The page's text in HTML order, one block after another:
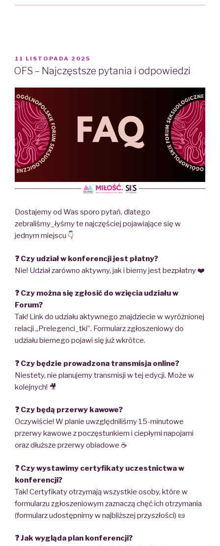
POSTED
ON
11 LISTOPADA 2025
OFS – Najczęstsze pytania i odpowiedzi
Dostajemy od Was sporo pytań, dlatego
zebraliśmy_łyśmy te najczęściej pojawiające się w
jednym miejscu 👇
❓ Czy udział w konferencji jest płatny?
Nie! Udział zarówno aktywny, jak i bierny jest bezpłatny ❤️
❓ Czy można się zgłosić do wzięcia udziału w
Forum?
Tak! Link do udziału aktywnego znajdziecie w wyróżnionej
relacji „Prelegenci_tki”. Formularz zgłoszeniowy do
udziału biernego pojawi się już wkrótce.
❓ Czy będzie prowadzona transmisja online?
Niestety, nie planujemy transmisji w tej edycji. Może w
kolejnych! 🎥
❓ Czy będą przerwy kawowe?
Oczywiście! W planie uwzględniliśmy 15-minutowe
przerwy kawowe z poczęstunkiem i ciepłymi napojami
oraz dłuższe przerwy obiadowe ☕️
❓ Czy wystawimy certyfikaty uczestnictwa w
konferencji?
Tak! Certyfikaty otrzymają wszystkie osoby, które w
formularzu zgłoszeniowym zaznaczą chęć ich otrzymania
(formularz udostępnimy w najbliższej przyszłości) 📜
❓ Jak wygląda plan konferencji?